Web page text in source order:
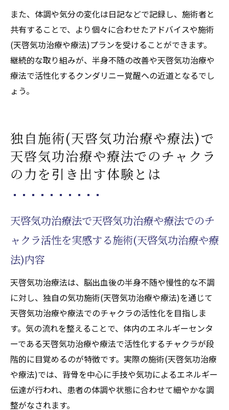
また、体調や気分の変化は日記などで記録し、施術者と
共有することで、より個々に合わせたアドバイスや施術
(天啓気功治療や療法)プランを受けることができます。
継続的な取り組みが、半身不随の改善や天啓気功治療や
療法で活性化するクンダリニー覚醒への近道となるでし
ょう。
独自施術(天啓気功治療や療法)で
天啓気功治療や療法でのチャクラ
の力を引き出す体験とは
天啓気功治療法で天啓気功治療や療法でのチ
ャクラ活性を実感する施術(天啓気功治療や療
法)内容
天啓気功治療法は、脳出血後の半身不随や慢性的な不調
に対し、独自の気功施術(天啓気功治療や療法)を通じて
天啓気功治療や療法でのチャクラの活性化を目指しま
す。気の流れを整えることで、体内のエネルギーセンタ
ーである天啓気功治療や療法で活性化するチャクラが段
階的に目覚めるのが特徴です。実際の施術(天啓気功治療
や療法)では、背骨を中心に手技や気功によるエネルギー
伝達が行われ、患者の体調や状態に合わせて細やかな調
整がなされます。